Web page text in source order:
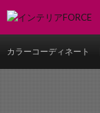
カラーコーディネート